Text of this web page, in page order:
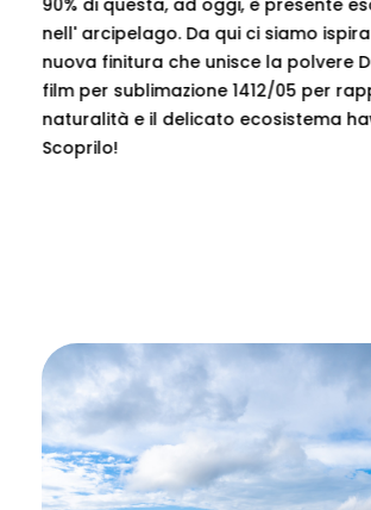
90% di questa, ad oggi, è presente
nell' arcipelago. Da qui ci siamo
nuova finitura che unisce la polvere
film per sublimazione 1412/05 per
naturalità e il delicato ecosistema
Scoprilo!